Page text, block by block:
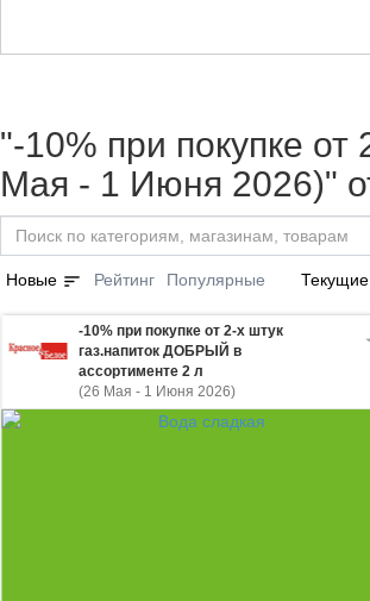
"-10% при покупке
Мая - 1 Июня 2026)"
Новые sort Рейтинг Популярные Текущие
-10% при покупке от 2-х штук
газ.напиток ДОБРЫЙ в
ассортименте 2 л
(26 Мая - 1 Июня 2026)